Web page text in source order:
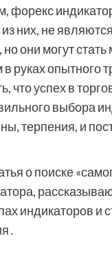
форекс
них, не
но они могут
руках опытного
что успех в
выбора
терпения, и
о поиске
индикаторов и